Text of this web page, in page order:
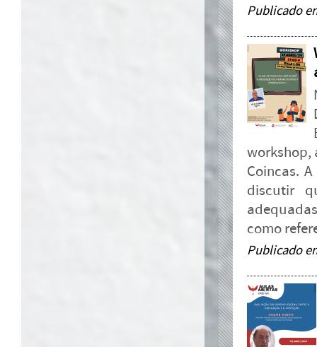
Publicado
workshop,
Coincas.
discutir
como
Publicado